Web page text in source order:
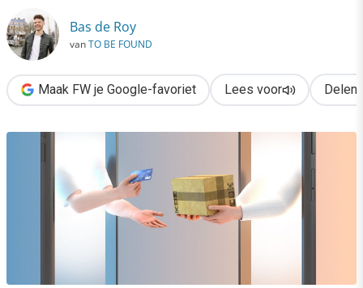
Bas de Roy
vanTO BE FOUND
Maak FW je Google-favoriet Lees voor Delen